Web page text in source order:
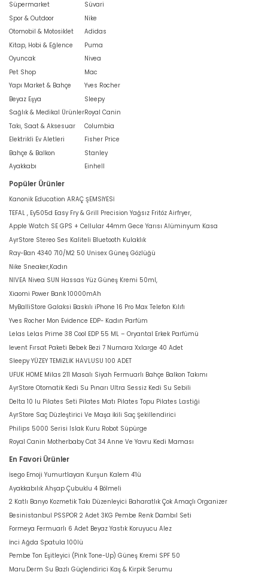
Süpermarket
Spor & Outdoor
Otomobil & Motosiklet
Kitap, Hobi & Eğlence
Oyuncak
Pet Shop
Yapı Market & Bahçe
Beyaz Eşya
Sağlık & Medikal Ürünler
Takı, Saat & Aksesuar
Elektrikli Ev Aletleri
Bahçe & Balkon
Ayakkabı
Süvari
Nike
Adidas
Puma
Nivea
Mac
Yves Rocher
Sleepy
Royal Canin
Columbia
Fisher Price
Stanley
Einhell
Popüler Ürünler
Kanonik Education ARAÇ ŞEMSİYESİ
TEFAL , Ey505d Easy Fry & Grill Precision Yağsız Fritöz Airfryer,
Apple Watch SE GPS + Cellular 44mm Gece Yarısı Alüminyum Kasa
AyrStore Stereo Ses Kaliteli Bluetooth Kulaklık
Ray-Ban 4340 710/M2 50 Unisex Güneş Gözlüğü
Nike Sneaker,Kadın
NIVEA Nivea SUN Hassas Yüz Güneş Kremi 50ml,
Xiaomi Power Bank 10000mAh
MyBalliStore Galaksi Baskılı iPhone 16 Pro Max Telefon Kılıfı
Yves Rocher Mon Evidence EDP- Kadın Parfüm
Lelas Lelas Prime 38 Cool EDP 55 ML – Oryantal Erkek Parfümü
levent Fırsat Paketi Bebek Bezi 7 Numara Xxlarge 40 Adet
Sleepy YÜZEY TEMİZLİK HAVLUSU 100 ADET
UFUK HOME Milas 211 Masalı Siyah Fermuarlı Bahçe Balkon Takımı
AyrStore Otomatik Kedi Su Pınarı Ultra Sessiz Kedi Su Sebili
Delta 10 lu Pilates Seti Pilates Matı Pilates Topu Pilates Lastiği
AyrStore Saç Düzleştirici Ve Maşa İkili Saç Şekillendirici
Philips 5000 Serisi Islak Kuru Robot Süpürge
Royal Canin Motherbaby Cat 34 Anne Ve Yavru Kedi Maması
En Favori Ürünler
İsego Emoji Yumurtlayan Kurşun Kalem 4'lü
Ayakkabılık Ahşap Çubuklu 4 Bölmeli
2 Katlı Banyo Kozmetik Takı Düzenleyici Baharatlık Çok Amaçlı Organizer
Besinistanbul PSSPOR 2 Adet 3KG Pembe Renk Dambıl Seti
Formeya Fermuarlı 6 Adet Beyaz Yastık Koruyucu Alez
İnci Ağda Spatula 100lü
Pembe Ton Eşitleyici (Pink Tone-Up) Güneş Kremi SPF 50
Maru.Derm Su Bazlı Güçlendirici Kaş & Kirpik Serumu